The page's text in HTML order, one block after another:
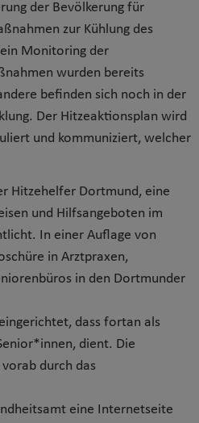
der Bevölkerung für
zur Kühlung des
Monitoring der
wurden bereits
befinden sich noch in der
Der Hitzeaktionsplan wird
und kommuniziert, welcher
Hitzehelfer Dortmund, eine
und Hilfsangeboten im
In einer Auflage von
in Arztpraxen,
in den Dortmunder
dass fortan als
dient. Die
durch das
eine Internetseite